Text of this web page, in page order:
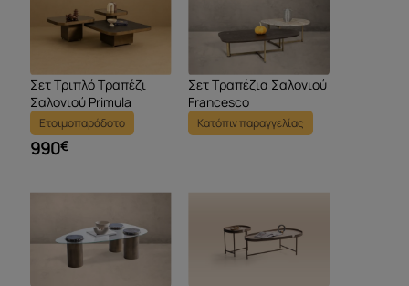
Σετ Τριπλό Τραπέζι
Σαλονιού Primula
Ετοιμοπαράδοτο
990€
Σετ Τραπέζια Σαλονιού
Francesco
Κατόπιν παραγγελίας